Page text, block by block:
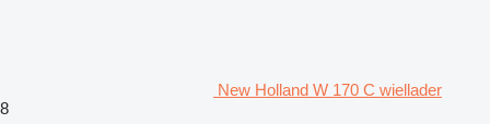
New Holland W 170 C wiellader
8